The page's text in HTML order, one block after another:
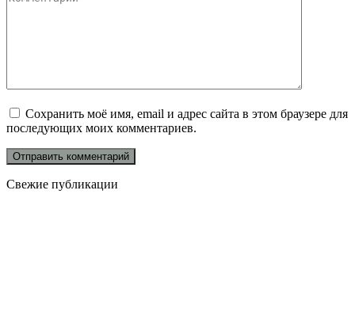
Сохранить моё имя, email и адрес сайта в этом браузере для
последующих моих комментариев.
Свежие публикации